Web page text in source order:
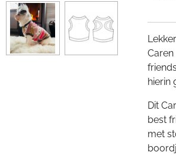
hierin
Dit
best
met